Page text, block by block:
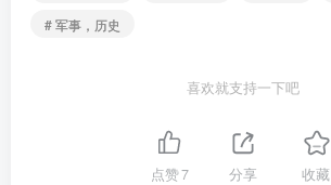
# 军事，历史
喜欢就支持一下吧
点赞7 分享 收藏